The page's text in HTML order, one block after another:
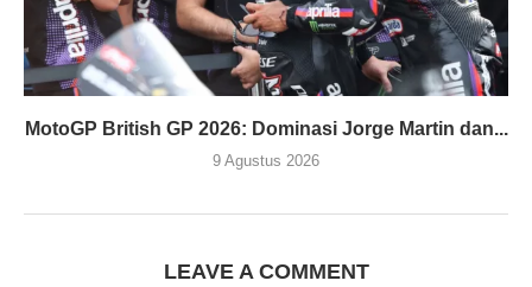
MotoGP British GP 2026: Dominasi Jorge Martin dan...
9 Agustus 2026
LEAVE A COMMENT